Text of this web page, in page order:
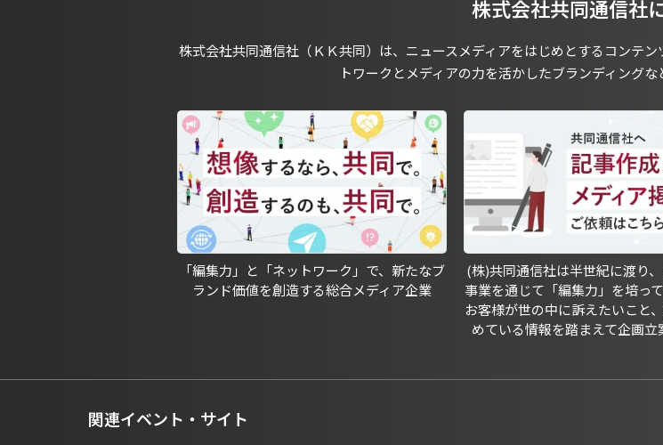
株式会社共同通信社
株式会社共同通信社（ＫＫ共同）は、ニュースメディアをはじめとするコンテ
トワークとメディアの力を活かしたブランディングな
「編集力」と「ネットワーク」で、新たなブ
ランド価値を創造する総合メディア企業
(株)共同通信社は半世紀に渡り
事業を通じて「編集力」を培って
お客様が世の中に訴えたいこと
めている情報を踏まえて企画立
関連イベント・サイト